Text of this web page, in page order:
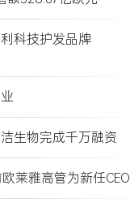
科技护发品牌
生物完成千万融资
莱雅高管为新任CEO